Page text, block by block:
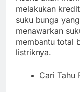
melakukan
suku bunga
menawarkan
membantu total
listriknya.
Cari Tahu